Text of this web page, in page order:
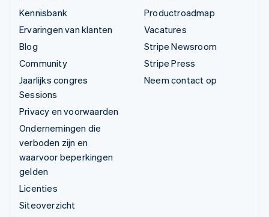
Kennisbank
Ervaringen van klanten
Blog
Community
Jaarlijks congres
Sessions
Privacy en voorwaarden
Ondernemingen die
verboden zijn en
waarvoor beperkingen
gelden
Licenties
Siteoverzicht
Productroadmap
Vacatures
Stripe Newsroom
Stripe Press
Neem contact op